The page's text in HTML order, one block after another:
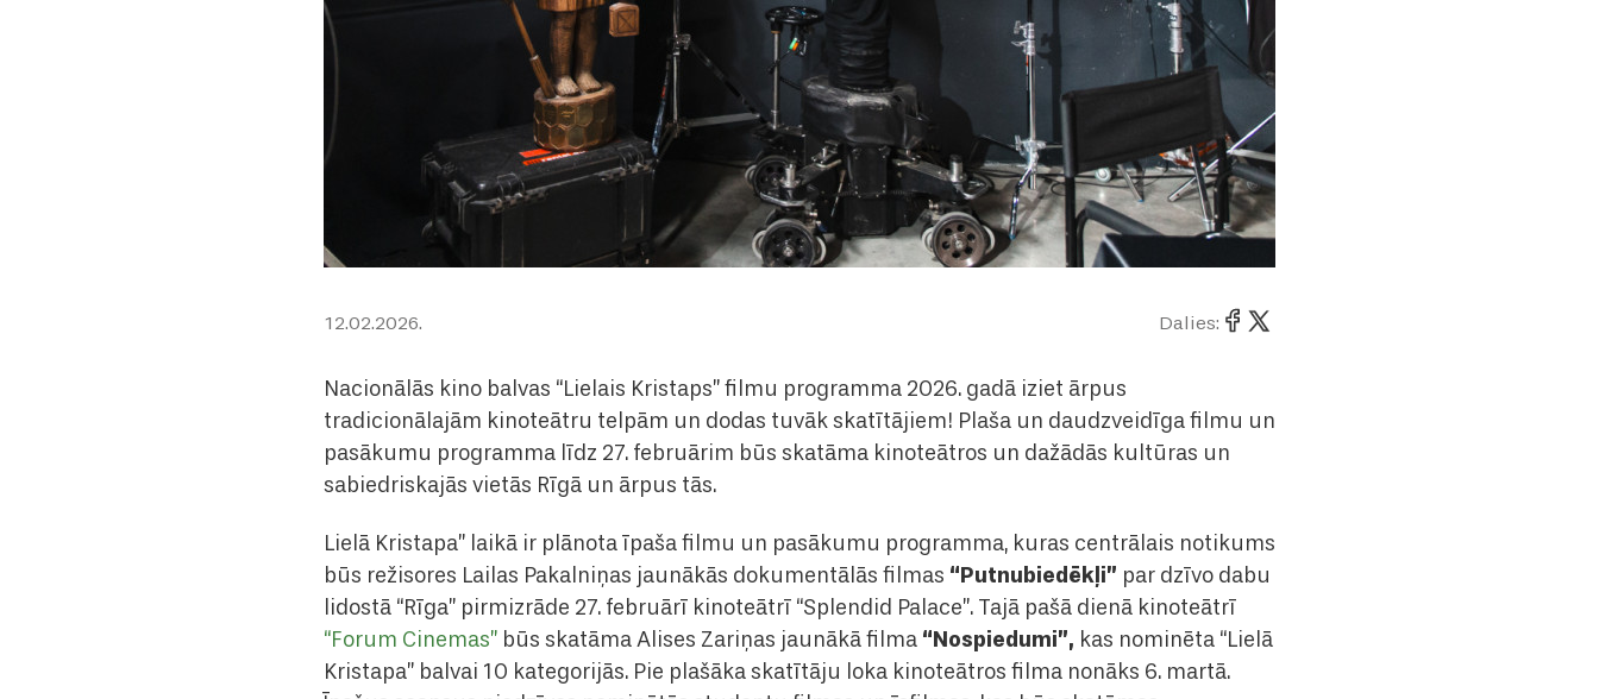
12.02.2026. Dalies:
Nacionālās kino balvas “Lielais Kristaps” filmu programma 2026. gadā iziet ārpus
tradicionālajām kinoteātru telpām un dodas tuvāk skatītājiem! Plaša un daudzveidīga filmu un
pasākumu programma līdz 27. februārim būs skatāma kinoteātros un dažādās kultūras un
sabiedriskajās vietās Rīgā un ārpus tās.
Lielā Kristapa” laikā ir plānota īpaša filmu un pasākumu programma, kuras centrālais notikums
būs režisores Lailas Pakalniņas jaunākās dokumentālās filmas “Putnubiedēkļi” par dzīvo dabu
lidostā “Rīga” pirmizrāde 27. februārī kinoteātrī “Splendid Palace”. Tajā pašā dienā kinoteātrī
“Forum Cinemas” būs skatāma Alises Zariņas jaunākā filma “Nospiedumi”, kas nominēta “Lielā
Kristapa” balvai 10 kategorijās. Pie plašāka skatītāju loka kinoteātros filma nonāks 6. martā.